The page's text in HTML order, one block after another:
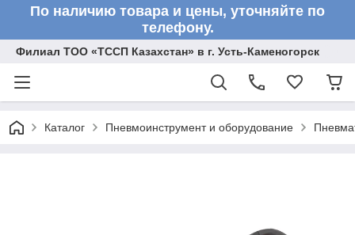
По наличию товара и цены, уточняйте по
телефону.
Филиал ТОО «ТССП Казахстан» в г. Усть-Каменогорск
Каталог Пневмоинструмент и оборудование